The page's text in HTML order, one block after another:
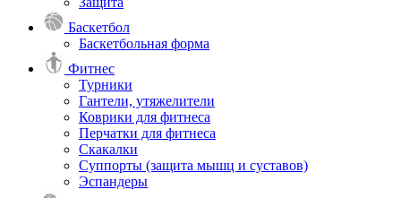
Баскетбол
Баскетбольная форма
Фитнес
Турники
Гантели, утяжелители
Коврики для фитнеса
Перчатки для фитнеса
Скакалки
Суппорты (защита мышц и суставов)
Эспандеры